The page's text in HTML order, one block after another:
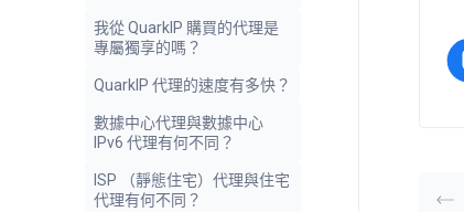
我從 QuarkIP 購買的代理是
專屬獨享的嗎？
QuarkIP 代理的速度有多快？
數據中心代理與數據中心
IPv6 代理有何不同？
ISP （靜態住宅）代理與住宅
代理有何不同？